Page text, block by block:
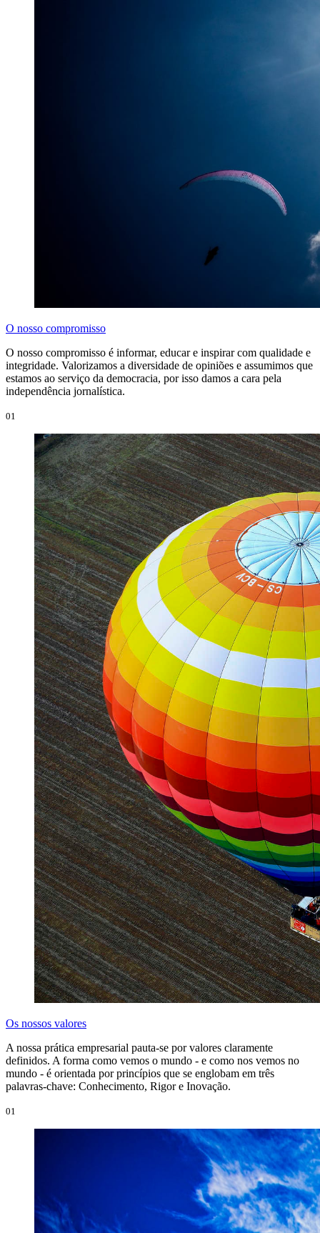
O nosso compromisso
O nosso compromisso é informar, educar e inspirar com qualidade e
integridade. Valorizamos a diversidade de opiniões e assumimos que
estamos ao serviço da democracia, por isso damos a cara pela
independência jornalística.
01
Os nossos valores
A nossa prática empresarial pauta-se por valores claramente
definidos. A forma como vemos o mundo - e como nos vemos no
mundo - é orientada por princípios que se englobam em três
palavras-chave: Conhecimento, Rigor e Inovação.
01